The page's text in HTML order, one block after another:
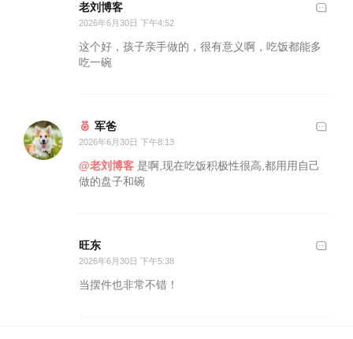
老刘博客
2026年6月30日 下午4:52
这个好，孩子亲手做的，很有意义啊，吃饭都能多
吃一碗
军爸
2026年6月30日 下午8:13
@老刘博客 是啊,现在吃饭积极性很高,都用用自己
做的盘子和碗
旺东
2026年6月30日 下午5:38
当摆件也非常不错！